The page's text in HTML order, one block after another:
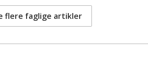
flere faglige artikler